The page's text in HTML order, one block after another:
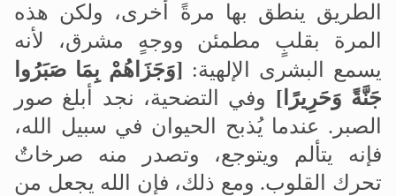
الطريق ينطق بها مرةً أخرى، ولكن هذه
المرة بقلبٍ مطمئن ووجهٍ مشرق، لأنه
يسمع البشرى الإلهية:
]وَجَزَاهُمْ بِمَا صَبَرُوا
جَنَّةً وَحَرِيرًا [
وفي التضحية، نجد أبلغ صور
الصبر. عندما يُذبح الحيوان في سبيل الله،
فإنه يتألم ويتوجع، وتصدر منه صرخاتٌ
تحرك القلوب. ومع ذلك، فإن الله يجعل من